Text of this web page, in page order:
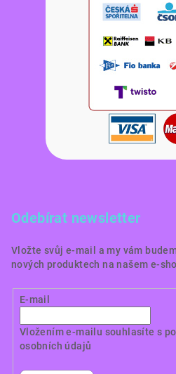
Odebírat newsletter
Vložte svůj e-mail a my vám
nových produktech na našem e-
E-mail
Vložením e-mailu souhlasíte s
osobních údajů